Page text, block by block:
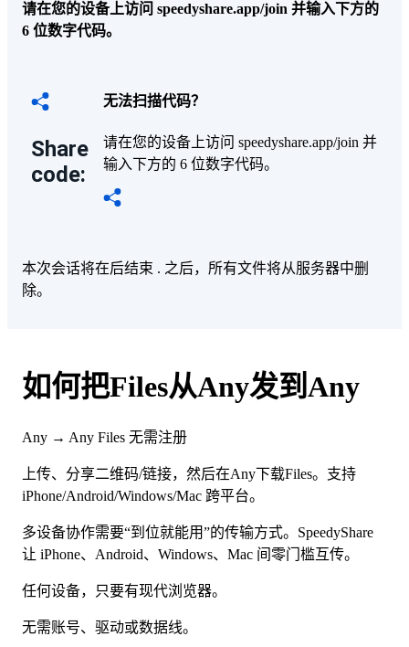
请在您的设备上访问 speedyshare.app/join 并输入下方的
6 位数字代码。
Share
code:
无法扫描代码？
请在您的设备上访问 speedyshare.app/join 并
输入下方的 6 位数字代码。
本次会话将在后结束 . 之后，所有文件将从服务器中删
除。
如何把Files从Any发到Any
Any → Any Files 无需注册
上传、分享二维码/链接，然后在Any下载Files。支持
iPhone/Android/Windows/Mac 跨平台。
多设备协作需要“到位就能用”的传输方式。SpeedyShare
让 iPhone、Android、Windows、Mac 间零门槛互传。
任何设备，只要有现代浏览器。
无需账号、驱动或数据线。